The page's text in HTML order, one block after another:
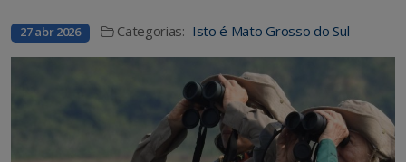
27 abr 2026 Categorias: Isto é Mato Grosso do Sul